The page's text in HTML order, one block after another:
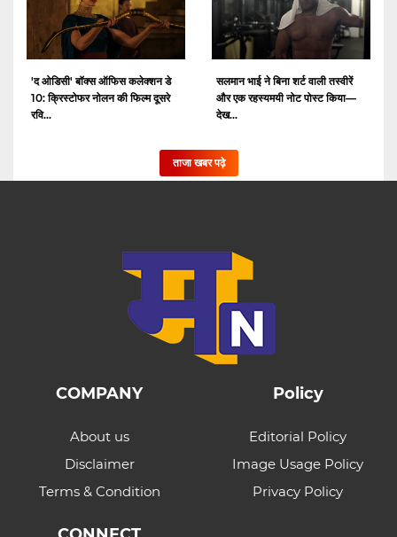
'द ओडिसी' बॉक्स ऑफिस कलेक्शन डे
10: क्रिस्टोफर नोलन की फिल्म दूसरे
रवि...
सलमान भाई ने बिना शर्ट वाली तस्वीरें
और एक रहस्यमयी नोट पोस्ट किया—
देख...
ताजा खबर पढ़े
COMPANY
About us
Disclaimer
Terms & Condition
Policy
Editorial Policy
Image Usage Policy
Privacy Policy